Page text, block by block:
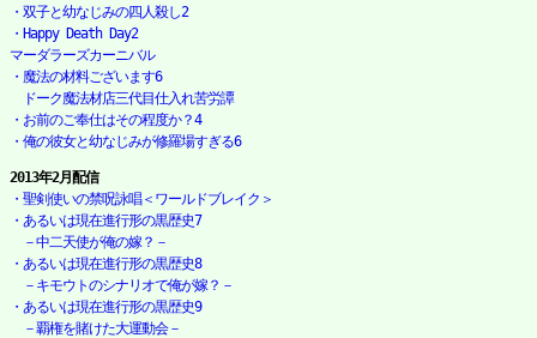
・双子と幼なじみの四人殺し2
・Happy Death Day2
マーダラーズカーニバル
・魔法の材料ございます6
ドーク魔法材店三代目仕入れ苦労譚
・お前のご奉仕はその程度か？4
・俺の彼女と幼なじみが修羅場すぎる6
2013年2月配信
・聖剣使いの禁呪詠唱＜ワールドブレイク＞
・あるいは現在進行形の黒歴史7
－中二天使が俺の嫁？－
・あるいは現在進行形の黒歴史8
－キモウトのシナリオで俺が嫁？－
・あるいは現在進行形の黒歴史9
－覇権を賭けた大運動会－